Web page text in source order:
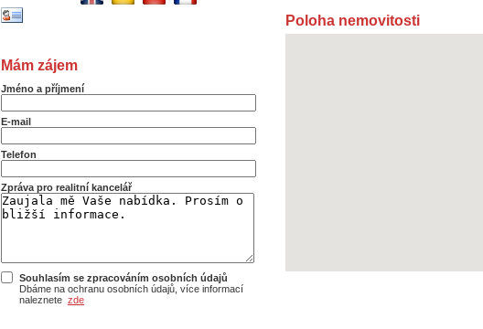
Mám zájem
Jméno a příjmení
E-mail
Telefon
Zpráva pro realitní kancelář
Souhlasím se zpracováním osobních údajů
Dbáme na ochranu osobních údajů, více informací
naleznete zde
Poloha nemovitosti